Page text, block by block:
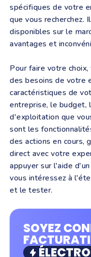
spécifiques de votre
que vous recherchez.
disponibles sur le
avantages et
Pour faire votre
des besoins de votre
caractéristiques de
entreprise, le budget,
d'exploitation que
sont les
des actions en cours,
direct avec votre
appuyer sur l'aide
vous intéressez à
et le tester.
SOYEZ